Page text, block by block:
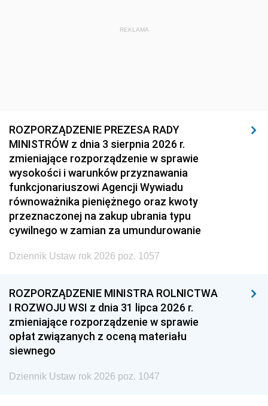
REKLAMA
ROZPORZĄDZENIE PREZESA RADY
MINISTRÓW z dnia 3 sierpnia 2026 r.
zmieniające rozporządzenie w sprawie
wysokości i warunków przyznawania
funkcjonariuszowi Agencji Wywiadu
równoważnika pieniężnego oraz kwoty
przeznaczonej na zakup ubrania typu
cywilnego w zamian za umundurowanie
Dziennik Ustaw rok 2026 poz. 1057
ROZPORZĄDZENIE MINISTRA ROLNICTWA
I ROZWOJU WSI z dnia 31 lipca 2026 r.
zmieniające rozporządzenie w sprawie
opłat związanych z oceną materiału
siewnego
Dziennik Ustaw rok 2026 poz. 1047